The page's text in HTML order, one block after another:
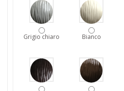
Grigio chiaro Bianco